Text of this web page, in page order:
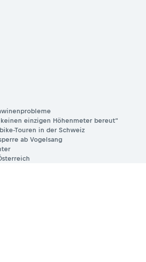
einzigen Höhenmeter bereut“
Touren in der Schweiz
ab Vogelsang